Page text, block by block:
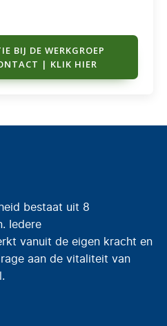
BIJ DE WERKGROEP
| KLIK HIER
bestaat uit 8
Iedere
vanuit de eigen kracht en
aan de vitaliteit van